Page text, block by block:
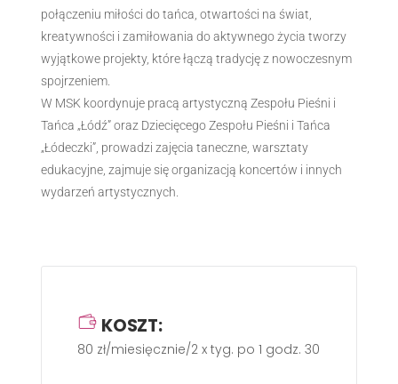
połączeniu miłości do tańca, otwartości na świat,
kreatywności i zamiłowania do aktywnego życia tworzy
wyjątkowe projekty, które łączą tradycję z nowoczesnym
spojrzeniem.
W MSK koordynuje pracą artystyczną Zespołu Pieśni i
Tańca „Łódź” oraz Dziecięcego Zespołu Pieśni i Tańca
„Łódeczki”, prowadzi zajęcia taneczne, warsztaty
edukacyjne, zajmuje się organizacją koncertów i innych
wydarzeń artystycznych.
KOSZT:
80 zł/miesięcznie/2 x tyg. po 1 godz. 30 min.